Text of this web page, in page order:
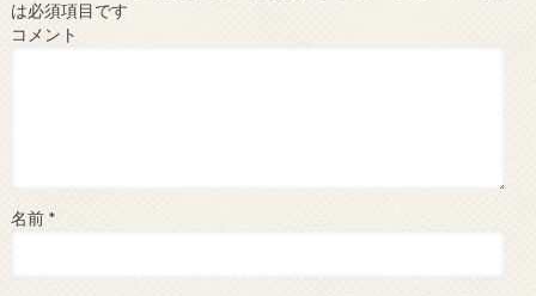
は必須項目です
コメント
名前 *